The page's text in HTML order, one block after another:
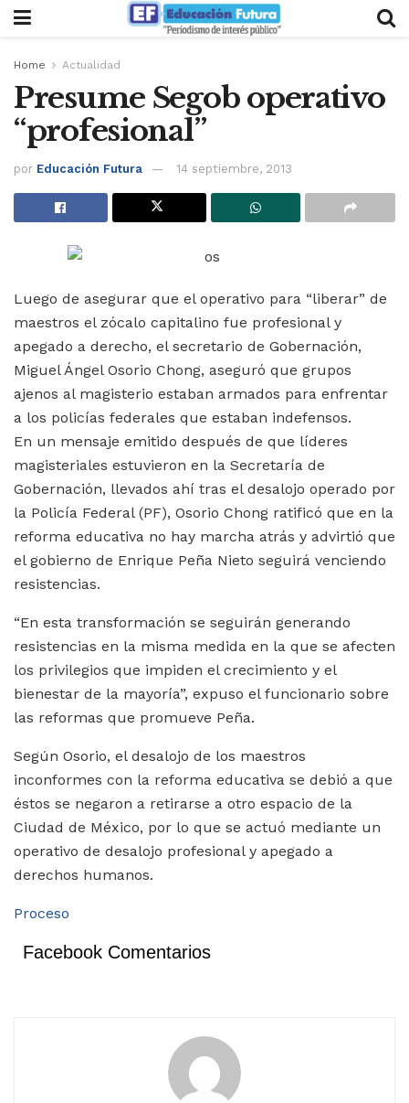
Home Actualidad
Presume Segob operativo
“profesional”
por Educación Futura 14 septiembre, 2013
Luego de asegurar que el operativo para “liberar” de
maestros el zócalo capitalino fue profesional y
apegado a derecho, el secretario de Gobernación,
Miguel Ángel Osorio Chong, aseguró que grupos
ajenos al magisterio estaban armados para enfrentar
a los policías federales que estaban indefensos.
En un mensaje emitido después de que líderes
magisteriales estuvieron en la Secretaría de
Gobernación, llevados ahí tras el desalojo operado por
la Policía Federal (PF), Osorio Chong ratificó que en la
reforma educativa no hay marcha atrás y advirtió que
el gobierno de Enrique Peña Nieto seguirá venciendo
resistencias.
“En esta transformación se seguirán generando
resistencias en la misma medida en la que se afecten
los privilegios que impiden el crecimiento y el
bienestar de la mayoría”, expuso el funcionario sobre
las reformas que promueve Peña.
Según Osorio, el desalojo de los maestros
inconformes con la reforma educativa se debió a que
éstos se negaron a retirarse a otro espacio de la
Ciudad de México, por lo que se actuó mediante un
operativo de desalojo profesional y apegado a
derechos humanos.
Proceso
Facebook Comentarios